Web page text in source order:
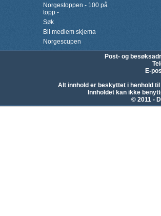
Norgestoppen - 100 på
topp -
Søk
Bli medlem skjema
Norgescupen
Post- og
E-
Alt innhold er beskyttet i henhold
Innholdet kan ikke
© 2011 -